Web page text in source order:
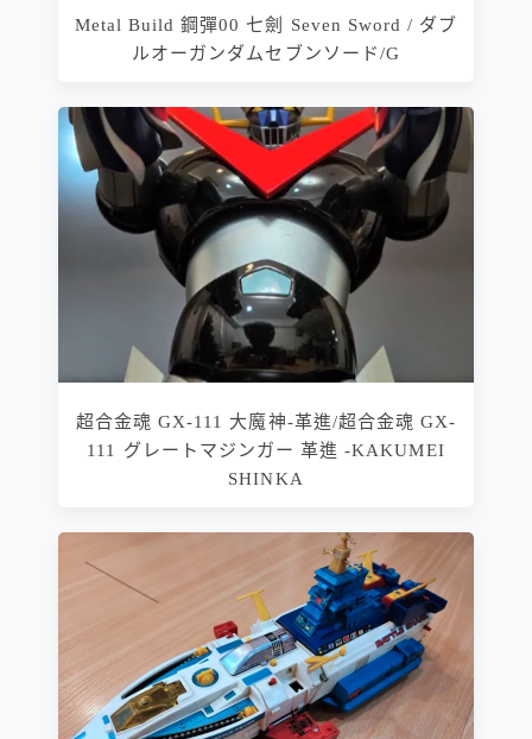
Metal Build 鋼彈00 七劍 Seven Sword / ダブ
ルオーガンダムセブンソード/G
超合金魂 GX-111 大魔神-革進/超合金魂 GX-
111 グレートマジンガー 革進 -KAKUMEI
SHINKA